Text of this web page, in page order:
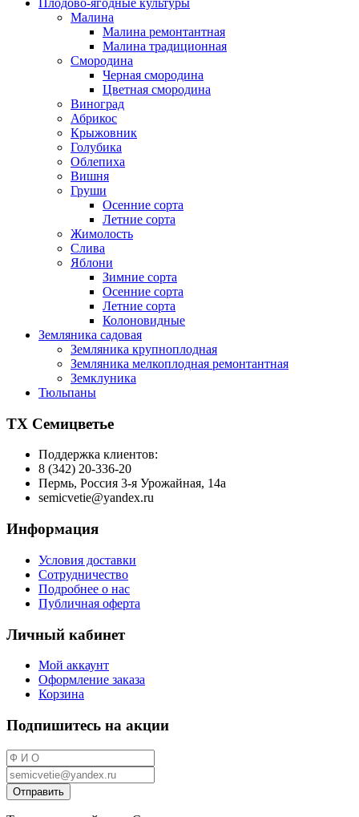
Плодово-ягодные культуры
Малина
Малина ремонтантная
Малина традиционная
Смородина
Черная смородина
Цветная смородина
Виноград
Абрикос
Крыжовник
Голубика
Облепиха
Вишня
Груши
Осенние сорта
Летние сорта
Жимолость
Слива
Яблони
Зимние сорта
Осенние сорта
Летние сорта
Колоновидные
Земляника садовая
Земляника крупноплодная
Земляника мелкоплодная ремонтантная
Земклуника
Тюльпаны
ТХ Семицветье
Поддержка клиентов:
8 (342) 20-336-20
Пермь, Россия 3-я Урожайная, 14а
semicvetie@yandex.ru
Информация
Условия доставки
Сотрудничество
Подробнее о нас
Публичная оферта
Личный кабинет
Мой аккаунт
Оформление заказа
Корзина
Подпишитесь на акции
Отправить